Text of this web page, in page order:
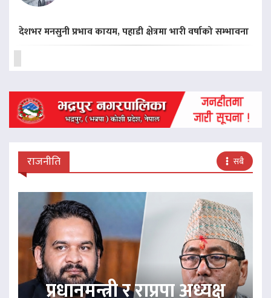
देशभर मनसुनी प्रभाव कायम, पहाडी क्षेत्रमा भारी वर्षाको सम्भावना
राजनीति सबै
प्रधानमन्त्री र राप्रपा अध्यक्ष